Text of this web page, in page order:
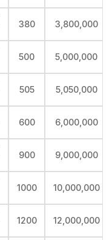
380 3,800,000
500 5,000,000
505 5,050,000
600 6,000,000
900 9,000,000
1000 10,000,000
1200 12,000,000